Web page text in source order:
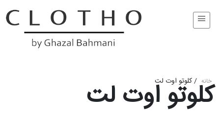
خانه /کلوتو اوت لت
کلوتو اوت لت